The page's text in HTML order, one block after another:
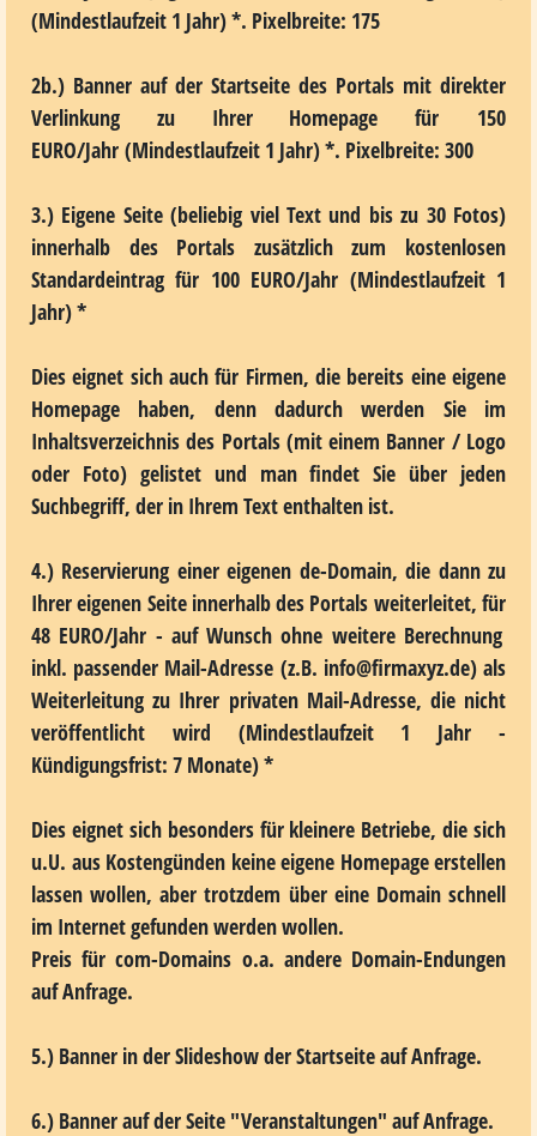
(Mindestlaufzeit 1 Jahr) *. Pixelbreite: 175
2b.) Banner auf der Startseite des Portals mit direkter
Verlinkung zu Ihrer Homepage für 150
EURO/Jahr (Mindestlaufzeit 1 Jahr) *. Pixelbreite: 300
3.) Eigene Seite(beliebig viel Text und bis zu 30 Fotos)
innerhalb des Portals zusätzlich zum kostenlosen
Standardeintrag für 100 EURO/Jahr (Mindestlaufzeit 1
Jahr) *
Dies eignet sich auch für Firmen, die bereits eine eigene
Homepage haben, denn dadurch werden Sie im
Inhaltsverzeichnis des Portals (mit einem Banner / Logo
oder Foto) gelistet und man findet Sie über jeden
Suchbegriff, der in Ihrem Text enthalten ist.
4.) Reservierung einer eigenen de-Domain, die dann zu
Ihrer eigenen Seite innerhalb des Portals weiterleitet, für
48 EURO/Jahr - auf Wunsch ohne weitere Berechnung
inkl. passender Mail-Adresse (z.B. info@firmaxyz.de) als
Weiterleitung zu Ihrer privaten Mail-Adresse, die nicht
veröffentlicht wird (Mindestlaufzeit 1 Jahr -
Kündigungsfrist: 7 Monate) *
Dies eignet sich besonders für kleinere Betriebe, die sich
u.U. aus Kostengünden keine eigene Homepage erstellen
lassen wollen, aber trotzdem über eine Domain schnell
im Internet gefunden werden wollen.
Preis für com-Domains o.a. andere Domain-Endungen
auf Anfrage.
5.) Banner in der Slideshowder Startseite auf Anfrage.
6.) Banner auf der Seite "Veranstaltungen" auf Anfrage.